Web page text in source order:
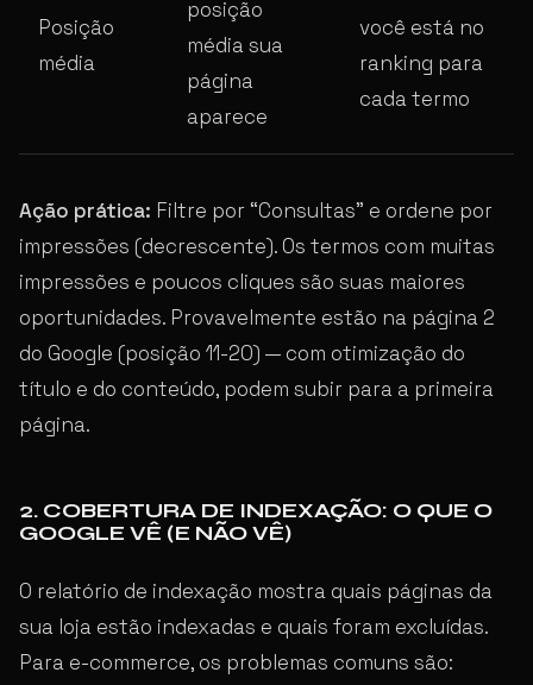
Posição
média
posição
média sua
página
aparece
você está no
ranking para
cada termo
Ação prática: Filtre por “Consultas” e ordene por
impressões (decrescente). Os termos com muitas
impressões e poucos cliques são suas maiores
oportunidades. Provavelmente estão na página 2
do Google (posição 11-20) — com otimização do
título e do conteúdo, podem subir para a primeira
página.
2. COBERTURA DE INDEXAÇÃO: O QUE O
GOOGLE VÊ (E NÃO VÊ)
O relatório de indexação mostra quais páginas da
sua loja estão indexadas e quais foram excluídas.
Para e-commerce, os problemas comuns são: